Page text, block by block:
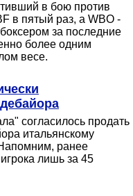
в бою против
в пятый раз, а WBО -
за последние
более одним
весе.
согласилось продать
итальянскому
ранее
лишь за 45